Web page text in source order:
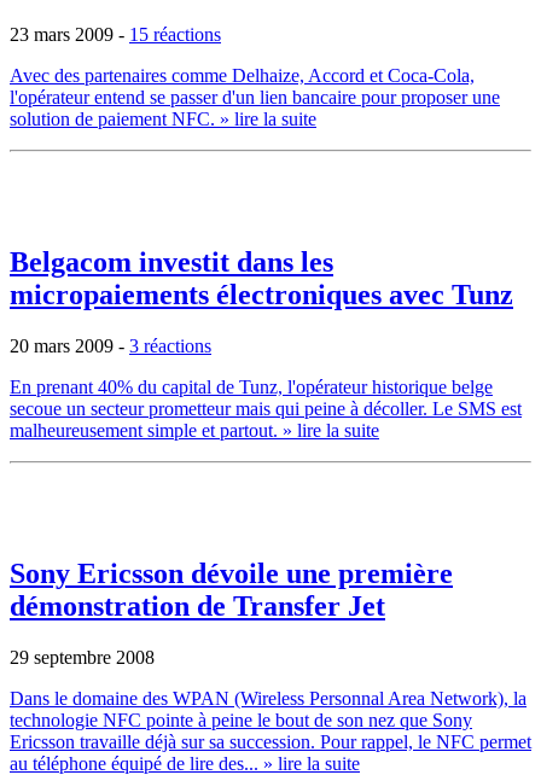
23 mars 2009 - 15 réactions
Avec des partenaires comme Delhaize, Accord et Coca-Cola,
l'opérateur entend se passer d'un lien bancaire pour proposer une
solution de paiement NFC. » lire la suite
Belgacom investit dans les
micropaiements électroniques avec Tunz
20 mars 2009 - 3 réactions
En prenant 40% du capital de Tunz, l'opérateur historique belge
secoue un secteur prometteur mais qui peine à décoller. Le SMS est
malheureusement simple et partout. » lire la suite
Sony Ericsson dévoile une première
démonstration de Transfer Jet
29 septembre 2008
Dans le domaine des WPAN (Wireless Personnal Area Network), la
technologie NFC pointe à peine le bout de son nez que Sony
Ericsson travaille déjà sur sa succession. Pour rappel, le NFC permet
au téléphone équipé de lire des... » lire la suite